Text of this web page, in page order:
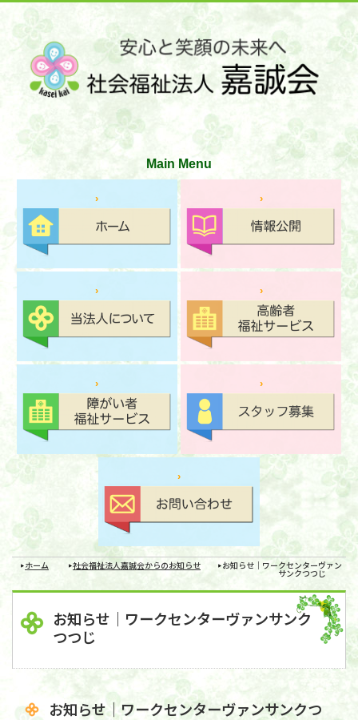
お問い合わせ
サイトマップ
ホーム 社会福祉法人嘉誠会からのお知らせ
お知らせ｜ワークセンターヴァン
サンクつつじ
お知らせ｜ワークセンターヴァンサンク
つつじ
お知らせ｜ワークセンターヴァンサンクつ